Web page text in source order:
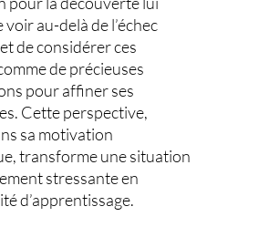
voir au-delà de l’échec
de considérer ces
de précieuses
pour affiner ses
Cette perspective,
sa motivation
transforme une situation
stressante en
d’apprentissage.